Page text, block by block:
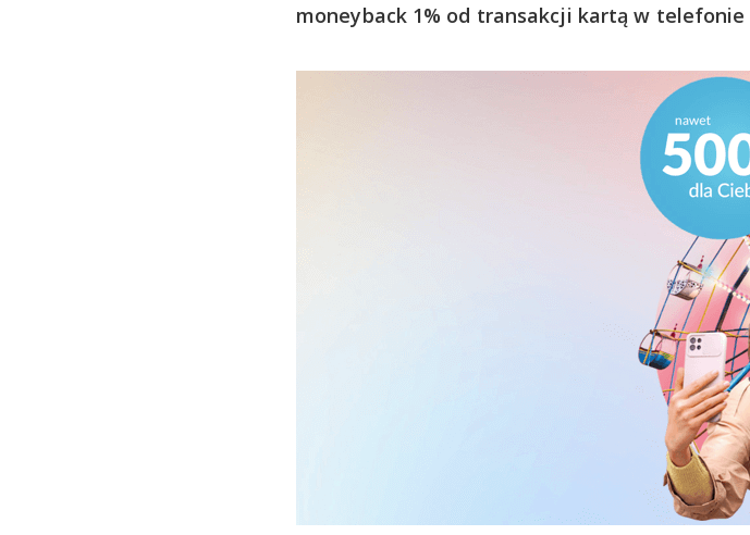
moneyback 1% od transakcji kartą w telefonie